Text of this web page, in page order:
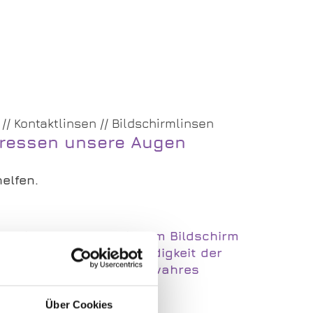
Über Cookies
Kontaktlinsen // Bildschirmlinsen
unsere Augen
Phone: Wer viel am Bildschirm
entstehende Müdigkeit der
Linsen bieten da ein wahres